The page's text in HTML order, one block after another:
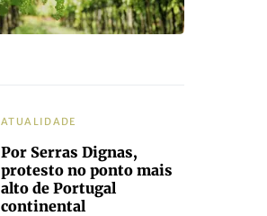
ATUALIDADE
Por Serras Dignas,
protesto no ponto mais
alto de Portugal
continental